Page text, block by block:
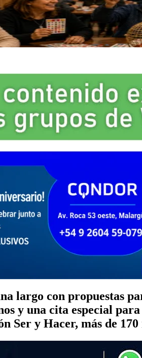
largo con propuestas
y una cita especial
Ser y Hacer, más de